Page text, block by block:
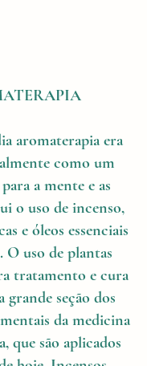
aromaterapia era
como um
a mente e as
o uso de incenso,
e óleos essenciais
O uso de plantas
tratamento e cura
seção dos
da medicina
que são aplicados